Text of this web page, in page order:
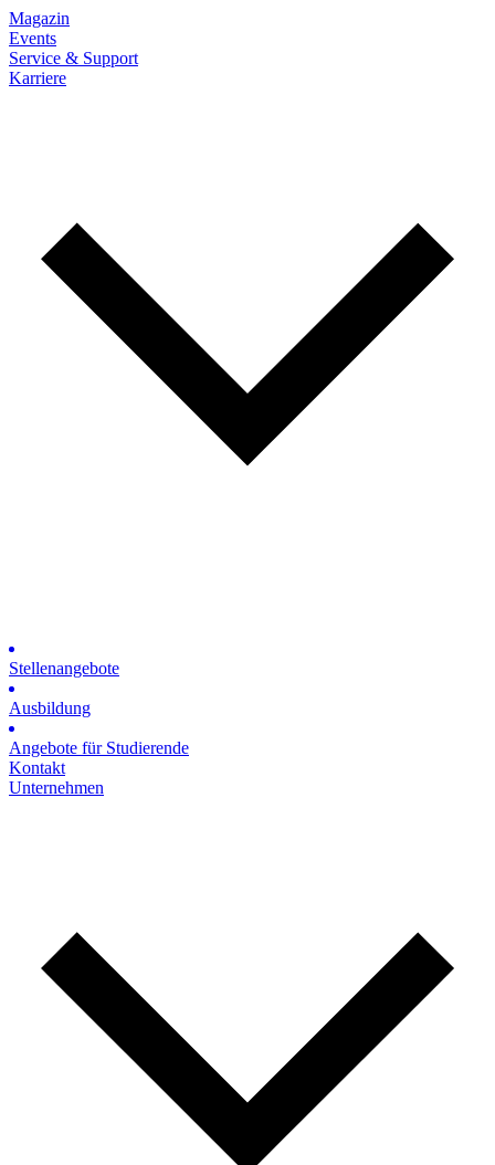
Magazin
Events
Service & Support
Karriere
Stellenangebote
Ausbildung
Angebote für Studierende
Kontakt
Unternehmen